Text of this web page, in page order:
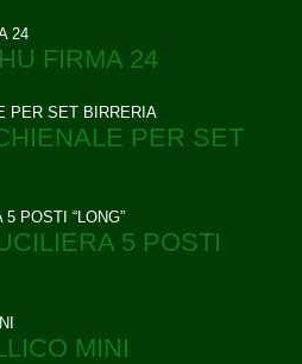
FIRMA 24
PER SET
5 POSTI
MINI